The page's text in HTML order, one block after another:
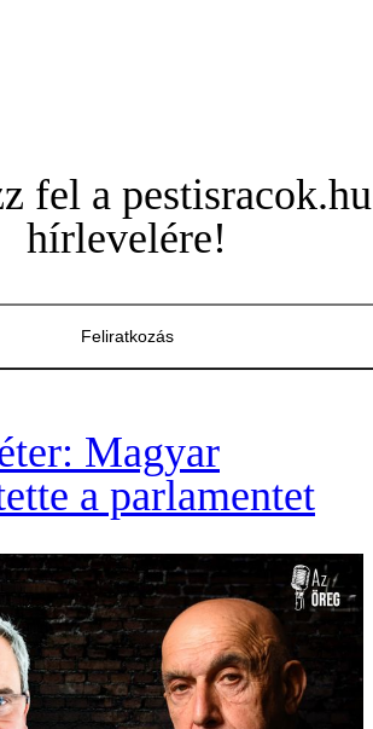
fel a pestisracok.hu
hírlevelére!
Feliratkozás
Magyar
a parlamentet